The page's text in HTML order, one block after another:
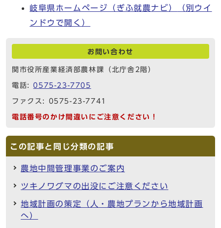
岐阜県ホームページ（ぎふ就農ナビ）
（別ウイ
ンドウで開く）
お問い合わせ
関市役所産業経済部農林課（北庁舎2階）
電話:0575-23-7705
ファクス: 0575-23-7741
電話番号のかけ間違いにご注意ください！
この記事と同じ分類の記事
農地中間管理事業のご案内
ツキノワグマの出没にご注意ください
地域計画の策定（人・農地プランから地域計画
へ）